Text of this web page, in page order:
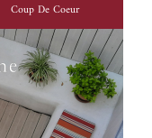
Coup De Coeur